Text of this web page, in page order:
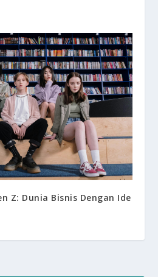
Z: Dunia Bisnis Dengan Ide